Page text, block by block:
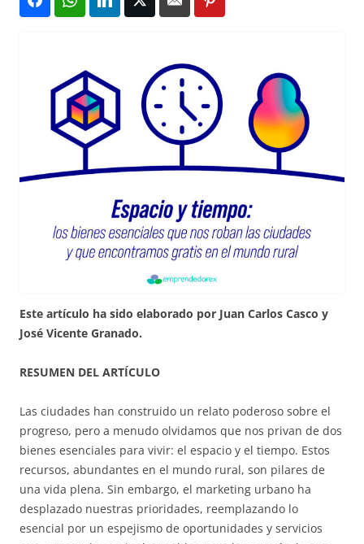
Este artículo ha sido elaborado por Juan Carlos Casco y
José Vicente Granado.
RESUMEN DEL ARTÍCULO
Las ciudades han construido un relato poderoso sobre el
progreso, pero a menudo olvidamos que nos privan de dos
bienes esenciales para vivir: el espacio y el tiempo. Estos
recursos, abundantes en el mundo rural, son pilares de
una vida plena. Sin embargo, el marketing urbano ha
desplazado nuestras prioridades, reemplazando lo
esencial por un espejismo de oportunidades y servicios